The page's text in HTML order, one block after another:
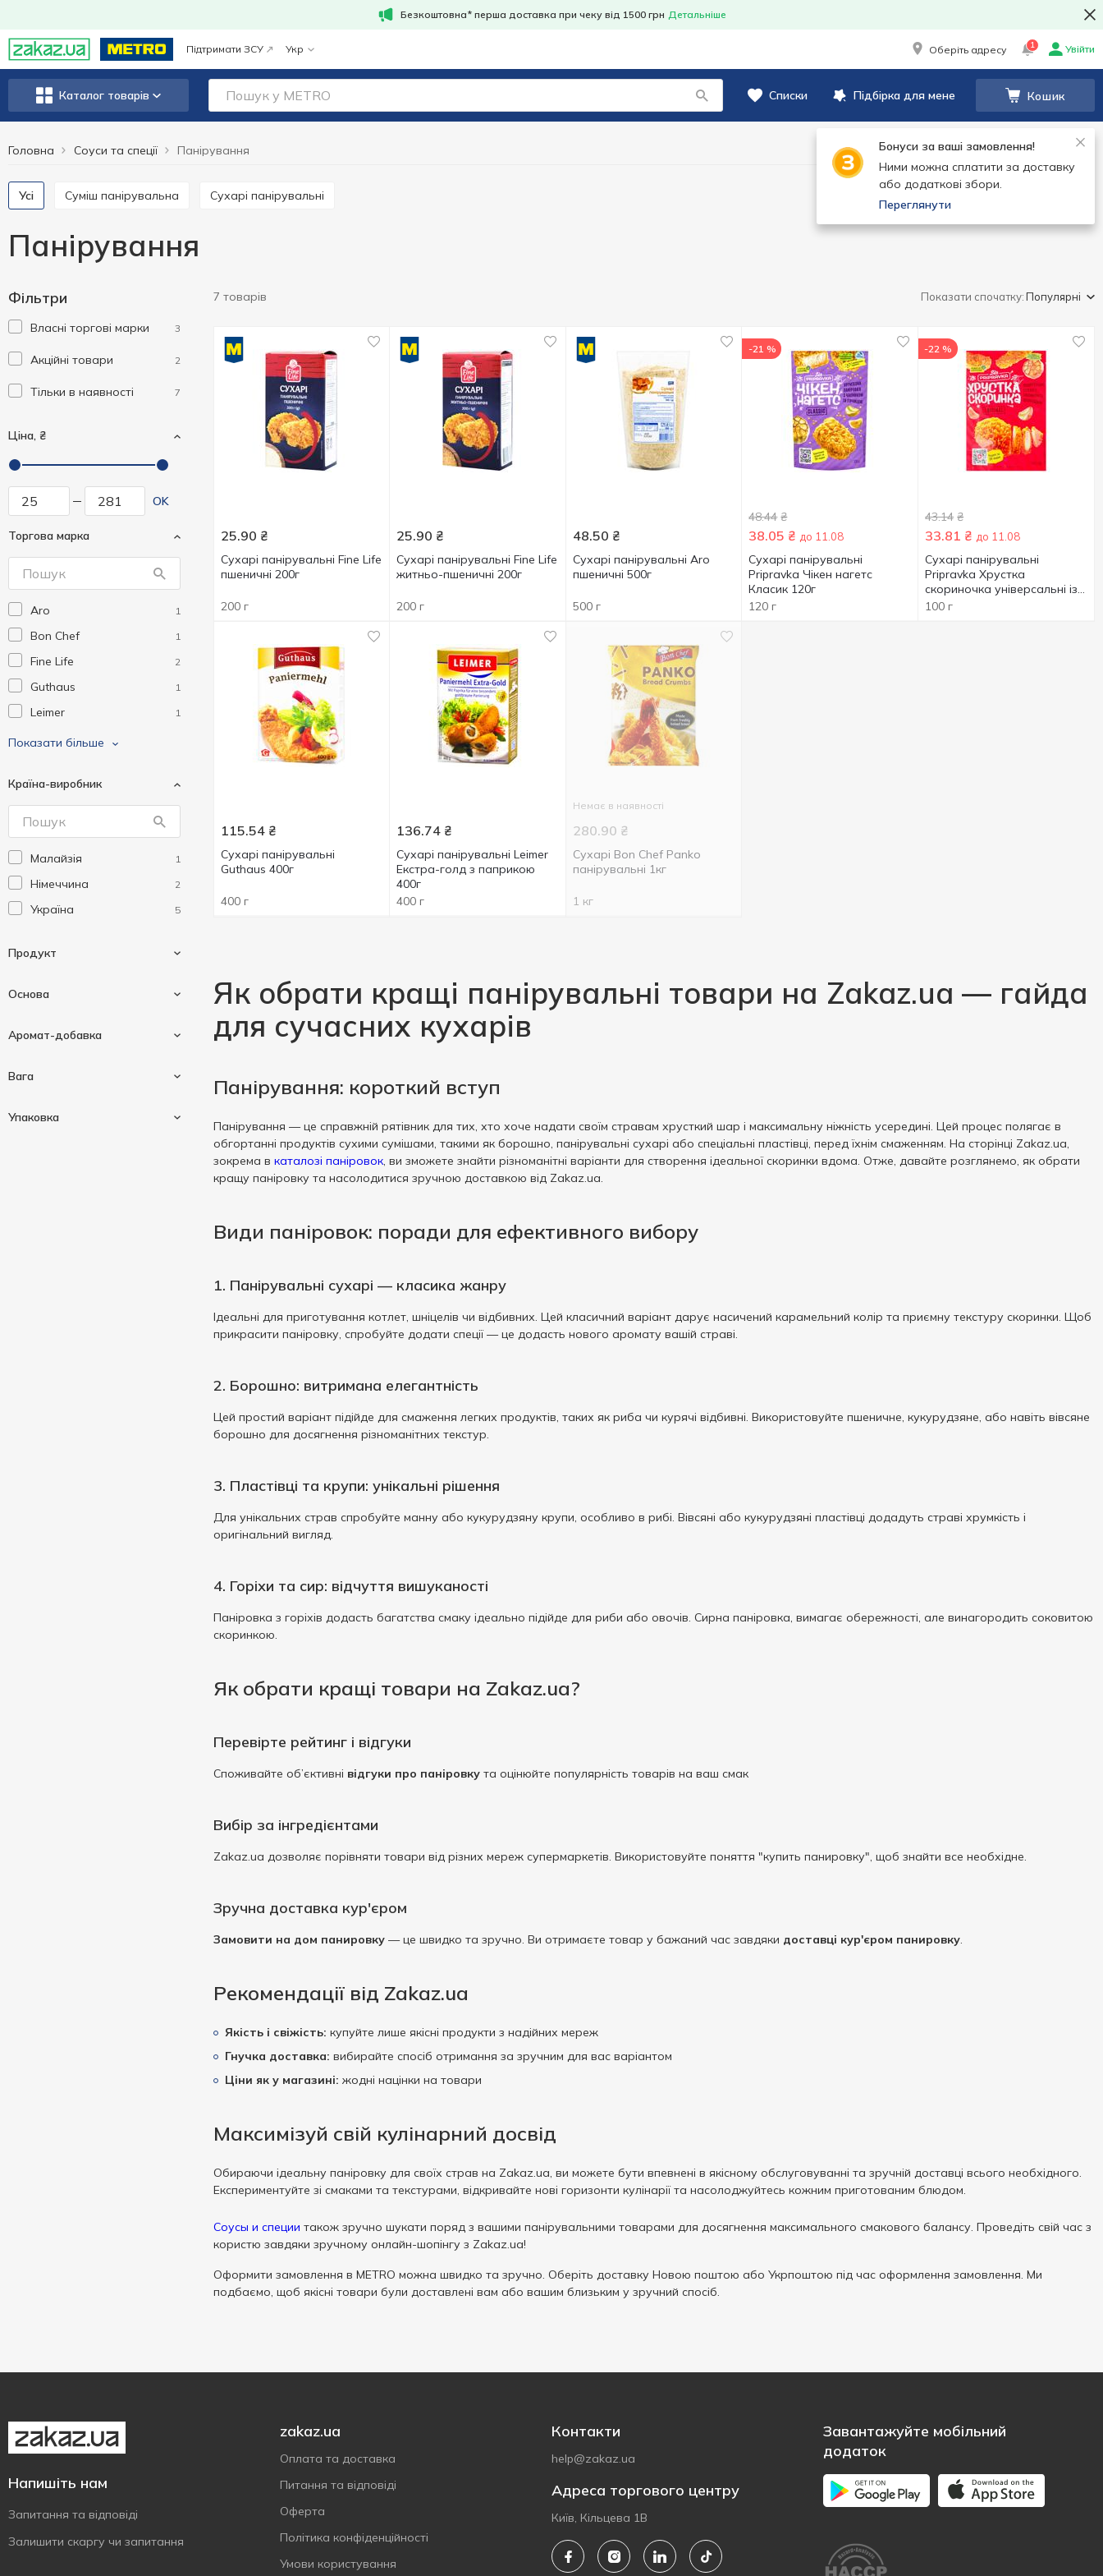
Безкоштовна* перша доставка при чеку від 1500 грн Детальніше
Підтримати ЗСУ Укр Оберіть адресу 1 Увійти
Каталог товарів Списки Підбірка для мене Кошик
Бонуси за ваші замовлення!
Ними можна сплатити за доставку
або додаткові збори.
Переглянути
Головна Соуси та спеції Панірування
Усі Суміш панірувальна Сухарі панірувальні
Панірування
Фільтри
Власні торгові марки 3
Акційні товари 2
Тільки в наявності 7
Ціна, ₴
OK
Торгова марка
Aro 1
Bon Chef 1
Fine Life 2
Guthaus 1
Leimer 1
Pripravka
Показати більше
Країна-виробник
Малайзія 1
Німеччина 2
Україна 5
Продукт
Основа
Аромат-добавка
Вага
Упаковка
7 товарів Показати спочатку:Популярні
25.90 ₴
Сухарі панірувальні Fine Life
пшеничні 200г
200 г
25.90 ₴
Сухарі панірувальні Fine Life
житньо-пшеничні 200г
200 г
48.50 ₴
Сухарі панірувальні Aro
пшеничні 500г
500 г
-21 %
48.44 ₴
38.05 ₴ до 11.08
Сухарі панірувальні
Pripravka Чікен нагетс
Класик 120г
120 г
-22 %
43.14 ₴
33.81 ₴ до 11.08
Сухарі панірувальні
Pripravka Хрустка
скориночка універсальні із
спеціями 100г
100 г
115.54 ₴
Сухарі панірувальні
Guthaus 400г
400 г
136.74 ₴
Сухарі панірувальні Leimer
Екстра-голд з паприкою
400г
400 г
Немає в наявності
280.90 ₴
Сухарі Bon Chef Panko
панірувальні 1кг
1 кг
Як обрати кращі панірувальні товари на Zakaz.ua — гайда
для сучасних кухарів
Панірування: короткий вступ
Панірування — це справжній рятівник для тих, хто хоче надати своїм стравам хрусткий шар і максимальну ніжність усередині. Цей процес полягає в
обгортанні продуктів сухими сумішами, такими як борошно, панірувальні сухарі або спеціальні пластівці, перед їхнім смаженням. На сторінці Zakaz.ua,
зокрема в каталозі паніровок, ви зможете знайти різноманітні варіанти для створення ідеальної скоринки вдома. Отже, давайте розглянемо, як обрати
кращу паніровку та насолодитися зручною доставкою від Zakaz.ua.
Види паніровок: поради для ефективного вибору
1. Панірувальні сухарі — класика жанру
Ідеальні для приготування котлет, шніцелів чи відбивних. Цей класичний варіант дарує насичений карамельний колір та приємну текстуру скоринки. Щоб
прикрасити паніровку, спробуйте додати спеції — це додасть нового аромату вашій страві.
2. Борошно: витримана елегантність
Цей простий варіант підійде для смаження легких продуктів, таких як риба чи курячі відбивні. Використовуйте пшеничне, кукурудзяне, або навіть вівсяне
борошно для досягнення різноманітних текстур.
3. Пластівці та крупи: унікальні рішення
Для унікальних страв спробуйте манну або кукурудзяну крупи, особливо в рибі. Вівсяні або кукурудзяні пластівці додадуть страві хрумкість і
оригінальний вигляд.
4. Горіхи та сир: відчуття вишуканості
Паніровка з горіхів додасть багатства смаку ідеально підійде для риби або овочів. Сирна паніровка, вимагає обережності, але винагородить соковитою
скоринкою.
Як обрати кращі товари на Zakaz.ua?
Перевірте рейтинг і відгуки
Споживайте об’єктивні відгуки про паніровку та оцінюйте популярність товарів на ваш смак
Вибір за інгредієнтами
Zakaz.ua дозволяє порівняти товари від різних мереж супермаркетів. Використовуйте поняття "купить панировку", щоб знайти все необхідне.
Зручна доставка кур'єром
Замовити на дом панировку — це швидко та зручно. Ви отримаєте товар у бажаний час завдяки доставці кур'єром панировку.
Рекомендації від Zakaz.ua
Якість і свіжість: купуйте лише якісні продукти з надійних мереж
Гнучка доставка: вибирайте спосіб отримання за зручним для вас варіантом
Ціни як у магазині: жодні націнки на товари
Максимізуй свій кулінарний досвід
Обираючи ідеальну паніровку для своїх страв на Zakaz.ua, ви можете бути впевнені в якісному обслуговуванні та зручній доставці всього необхідного.
Експериментуйте зі смаками та текстурами, відкривайте нові горизонти кулінарії та насолоджуйтесь кожним приготованим блюдом.
Соусы и специи також зручно шукати поряд з вашими панірувальними товарами для досягнення максимального смакового балансу. Проведіть свій час з
користю завдяки зручному онлайн-шопінгу з Zakaz.ua!
Оформити замовлення в METRO можна швидко та зручно. Оберіть доставку Новою поштою або Укрпоштою під час оформлення замовлення. Ми
подбаємо, щоб якісні товари були доставлені вам або вашим близьким у зручний спосіб.
Напишіть нам
Запитання та відповіді
Залишити скаргу чи запитання
zakaz.ua
Оплата та доставка
Питання та відповіді
Оферта
Політика конфіденційності
Умови користування
Контакти
help@zakaz.ua
Адреса торгового центру
Київ, Кільцева 1В
Завантажуйте мобільний
додаток